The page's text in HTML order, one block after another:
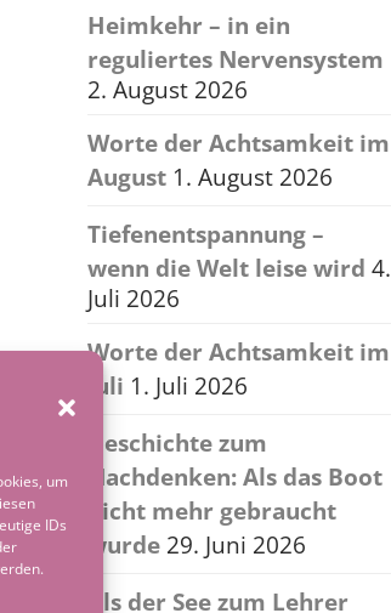
um
IDs
Heimkehr – in ein
reguliertes Nervensystem
2. August 2026
Worte der Achtsamkeit im
August 1. August 2026
Tiefenentspannung –
wenn die Welt leise wird 4.
Juli 2026
Worte der Achtsamkeit im
Juli 1. Juli 2026
Geschichte zum
Nachdenken: Als das Boot
nicht mehr gebraucht
wurde 29. Juni 2026
Als der See zum Lehrer